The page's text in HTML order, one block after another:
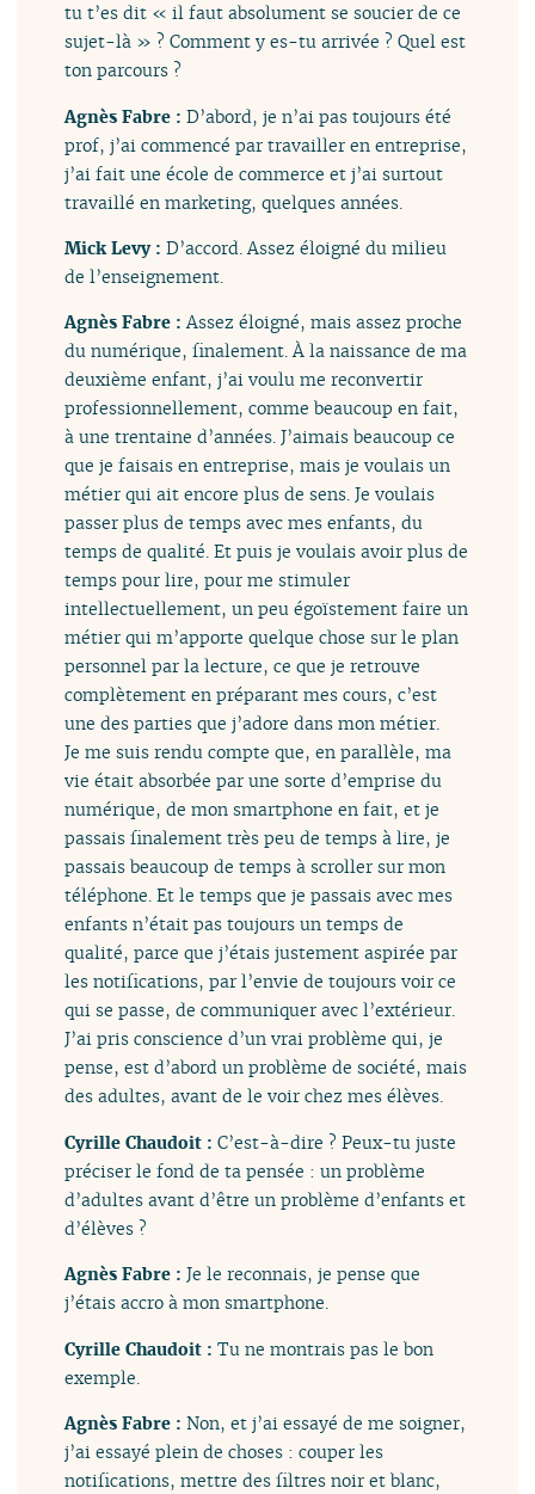
tu t’es dit « il faut absolument se soucier de ce
sujet-là » ? Comment y es-tu arrivée ? Quel est
ton parcours ?
Agnès Fabre :D’abord, je n’ai pas toujours été
prof, j’ai commencé par travailler en entreprise,
j’ai fait une école de commerce et j’ai surtout
travaillé en marketing, quelques années.
Mick Levy :D’accord. Assez éloigné du milieu
de l’enseignement.
Agnès Fabre :Assez éloigné, mais assez proche
du numérique, finalement. À la naissance de ma
deuxième enfant, j’ai voulu me reconvertir
professionnellement, comme beaucoup en fait,
à une trentaine d’années. J’aimais beaucoup ce
que je faisais en entreprise, mais je voulais un
métier qui ait encore plus de sens. Je voulais
passer plus de temps avec mes enfants, du
temps de qualité. Et puis je voulais avoir plus de
temps pour lire, pour me stimuler
intellectuellement, un peu égoïstement faire un
métier qui m’apporte quelque chose sur le plan
personnel par la lecture, ce que je retrouve
complètement en préparant mes cours, c’est
une des parties que j’adore dans mon métier.
Je me suis rendu compte que, en parallèle, ma
vie était absorbée par une sorte d’emprise du
numérique, de mon smartphone en fait, et je
passais finalement très peu de temps à lire, je
passais beaucoup de temps à scroller sur mon
téléphone. Et le temps que je passais avec mes
enfants n’était pas toujours un temps de
qualité, parce que j’étais justement aspirée par
les notifications, par l’envie de toujours voir ce
qui se passe, de communiquer avec l’extérieur.
J’ai pris conscience d’un vrai problème qui, je
pense, est d’abord un problème de société, mais
des adultes, avant de le voir chez mes élèves.
Cyrille Chaudoit :C’est-à-dire ? Peux-tu juste
préciser le fond de ta pensée : un problème
d’adultes avant d’être un problème d’enfants et
d’élèves ?
Agnès Fabre :Je le reconnais, je pense que
j’étais accro à mon smartphone.
Cyrille Chaudoit :Tu ne montrais pas le bon
exemple.
Agnès Fabre :Non, et j’ai essayé de me soigner,
j’ai essayé plein de choses : couper les
notifications, mettre des filtres noir et blanc,